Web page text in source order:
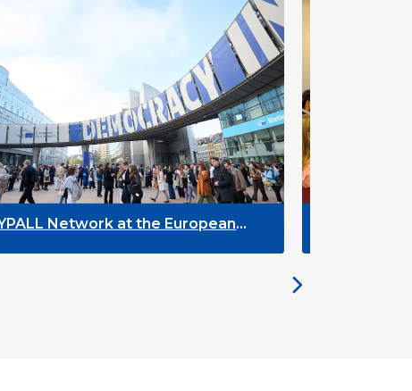
The Future of ENLYC: Insights from